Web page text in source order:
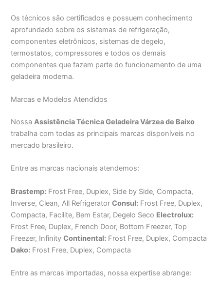
Os técnicos são certificados e possuem conhecimento
aprofundado sobre os sistemas de refrigeração,
componentes eletrônicos, sistemas de degelo,
termostatos, compressores e todos os demais
componentes que fazem parte do funcionamento de uma
geladeira moderna.
Marcas e Modelos Atendidos
NossaAssistência Técnica Geladeira Várzea de Baixo
trabalha com todas as principais marcas disponíveis no
mercado brasileiro.
Entre as marcas nacionais atendemos:
Brastemp: Frost Free, Duplex, Side by Side, Compacta,
Inverse, Clean, All RefrigeratorConsul: Frost Free, Duplex,
Compacta, Facilite, Bem Estar, Degelo Seco Electrolux:
Frost Free, Duplex, French Door, Bottom Freezer, Top
Freezer, InfinityContinental: Frost Free, Duplex, Compacta
Dako: Frost Free, Duplex, Compacta
Entre as marcas importadas, nossa expertise abrange: